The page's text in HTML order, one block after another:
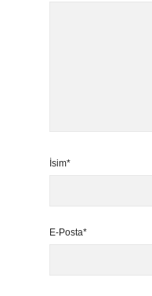
İsim*
E-Posta*